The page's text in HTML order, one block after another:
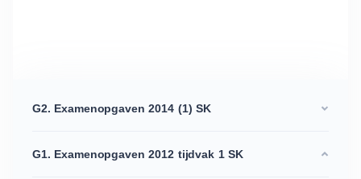
G2. Examenopgaven 2014 (1) SK
G1. Examenopgaven 2012 tijdvak 1 SK